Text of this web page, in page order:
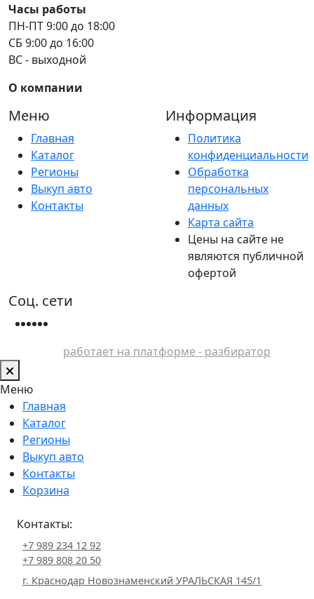
Часы работы
ПН-ПТ 9:00 до 18:00
СБ 9:00 до 16:00
ВС - выходной
О компании
Меню
Главная
Каталог
Регионы
Выкуп авто
Контакты
Информация
Политика
конфиденциальности
Обработка
персональных
данных
Карта сайта
Цены на сайте не
являются публичной
офертой
Соц. сети
работает на платформе - разбиратор
Меню
Главная
Каталог
Регионы
Выкуп авто
Контакты
Корзина
Контакты:
+7 989 234 12 92
+7 989 808 20 50
г. Краснодар Новознаменский УРАЛЬСКАЯ 145/1